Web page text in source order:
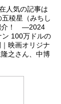
怪人の存
、あるべ
青年の未
トーキョ
メスケジュ
～2014年9
夏樹霧嶋董
香菜月山
人気の記事は
稜星（みちし
介！ ―2024
100万ドルの
映画オリジナ
之さん、中博